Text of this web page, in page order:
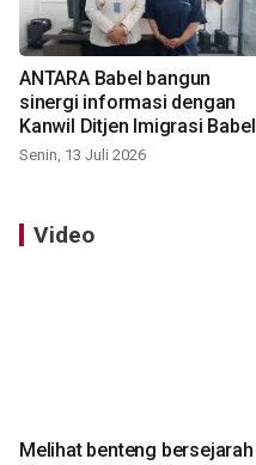
ANTARA Babel bangun
sinergi informasi dengan
Kanwil Ditjen Imigrasi Babel
Senin, 13 Juli 2026
Video
Melihat benteng bersejarah